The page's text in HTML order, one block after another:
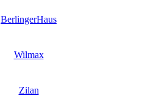
BerlingerHaus
Wilmax
Zilan